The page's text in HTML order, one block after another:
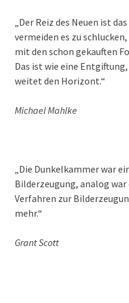
„Der Reiz des Neuen ist
vermeiden es zu
mit den schon gekauften
Das ist wie eine
weitet den Horizont.“
Michael Mahlke
„Die Dunkelkammer war
Bilderzeugung, analog
Verfahren zur
mehr.“
Grant Scott